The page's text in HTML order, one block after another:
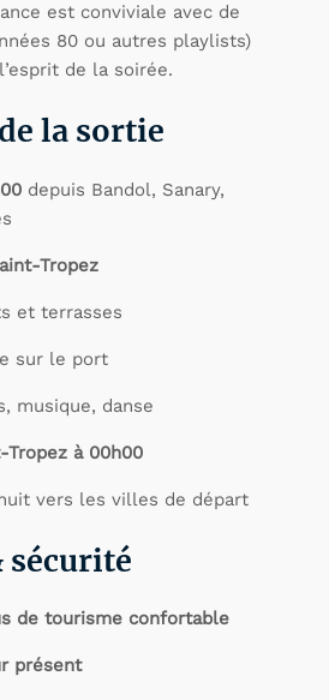
est conviviale avec de
80 ou autres playlists)
de la soirée.
la sortie
depuis Bandol, Sanary,
Tropez
et terrasses
sur le port
musique, danse
à 00h00
vers les villes de départ
sécurité
de tourisme confortable
présent